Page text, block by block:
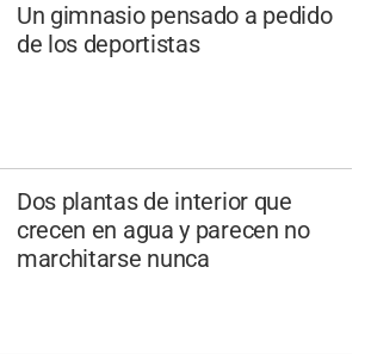
Un gimnasio pensado a pedido
de los deportistas
Dos plantas de interior que
crecen en agua y parecen no
marchitarse nunca